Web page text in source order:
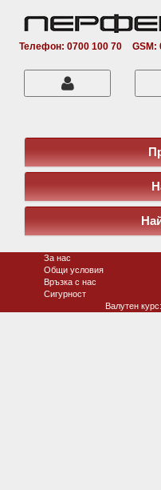
Телефон: 0700 100 70 GSM:
За нас
Общи условия
Връзка с нас
Сигурност
Валутен